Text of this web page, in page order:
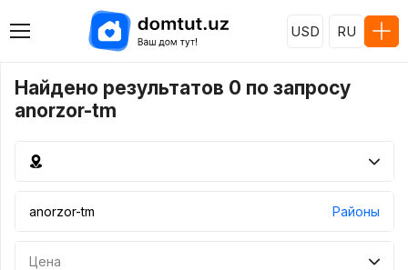
USD RU
Найдено результатов 0 по запросу
anorzor-tm
Районы
Цена